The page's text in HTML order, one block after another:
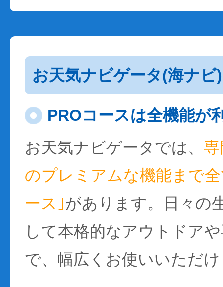
お天気ナビゲータ(海ナビ
PROコースは全機能が
お天気ナビゲータでは、
のプレミアムな機能まで
ース｣があります。日々の
して本格的なアウトドア
で、幅広くお使いいただ